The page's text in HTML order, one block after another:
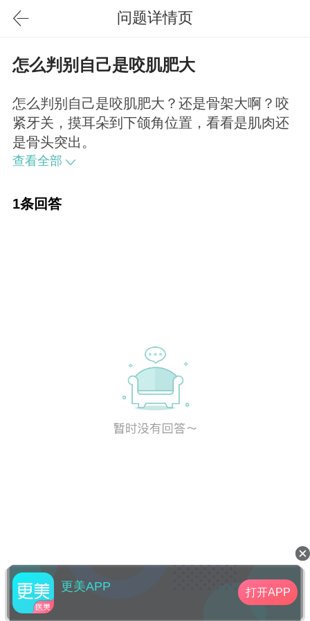
问题详情页
怎么判别自己是咬肌肥大
怎么判别自己是咬肌肥大？还是骨架大啊？咬
紧牙关，摸耳朵到下颌角位置，看看是肌肉还
是骨头突出。
查看全部
1条回答
更美APP 打开APP